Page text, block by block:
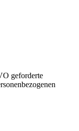
geforderte